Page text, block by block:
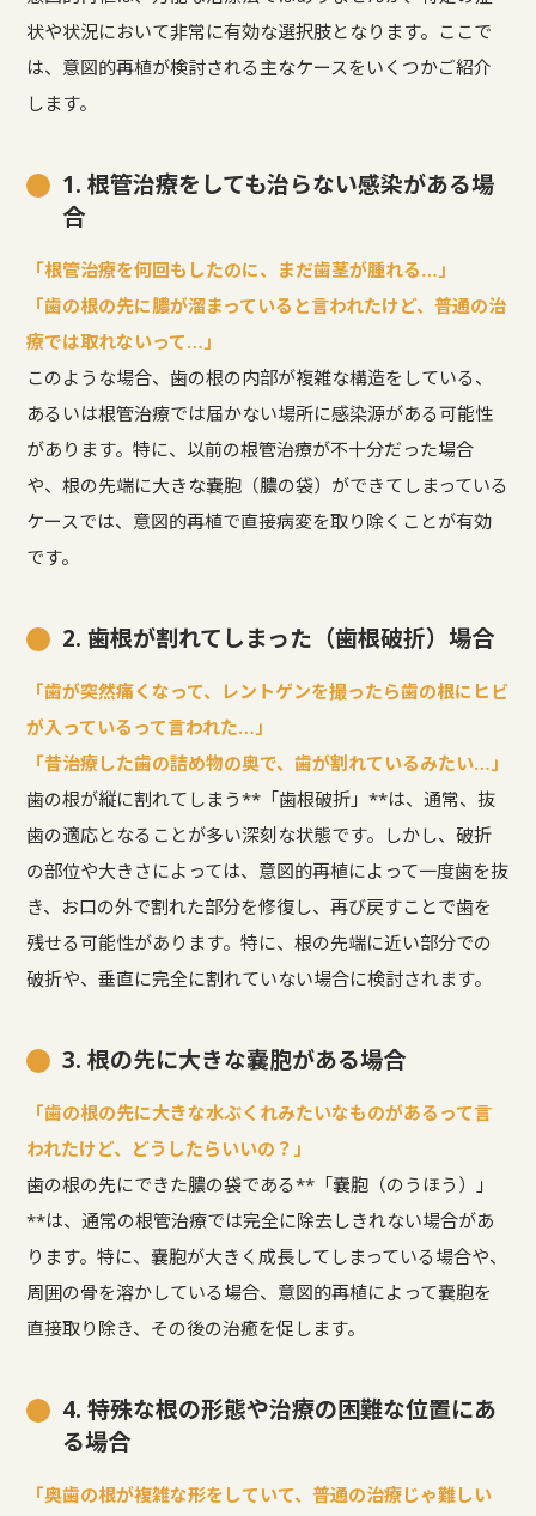
状や状況において非常に有効な選択肢となります。ここで
は、意図的再植が検討される主なケースをいくつかご紹介
します。
1. 根管治療をしても治らない感染がある場
合
「根管治療を何回もしたのに、まだ歯茎が腫れる…」
「歯の根の先に膿が溜まっていると言われたけど、普通の治
療では取れないって…」
このような場合、歯の根の内部が複雑な構造をしている、
あるいは根管治療では届かない場所に感染源がある可能性
があります。特に、以前の根管治療が不十分だった場合
や、根の先端に大きな嚢胞（膿の袋）ができてしまっている
ケースでは、意図的再植で直接病変を取り除くことが有効
です。
2. 歯根が割れてしまった（歯根破折）場合
「歯が突然痛くなって、レントゲンを撮ったら歯の根にヒビ
が入っているって言われた…」
「昔治療した歯の詰め物の奥で、歯が割れているみたい…」
歯の根が縦に割れてしまう**「歯根破折」**は、通常、抜
歯の適応となることが多い深刻な状態です。しかし、破折
の部位や大きさによっては、意図的再植によって一度歯を抜
き、お口の外で割れた部分を修復し、再び戻すことで歯を
残せる可能性があります。特に、根の先端に近い部分での
破折や、垂直に完全に割れていない場合に検討されます。
3. 根の先に大きな嚢胞がある場合
「歯の根の先に大きな水ぶくれみたいなものがあるって言
われたけど、どうしたらいいの？」
歯の根の先にできた膿の袋である**「嚢胞（のうほう）」
**は、通常の根管治療では完全に除去しきれない場合があ
ります。特に、嚢胞が大きく成長してしまっている場合や、
周囲の骨を溶かしている場合、意図的再植によって嚢胞を
直接取り除き、その後の治癒を促します。
4. 特殊な根の形態や治療の困難な位置にあ
る場合
「奥歯の根が複雑な形をしていて、普通の治療じゃ難しい